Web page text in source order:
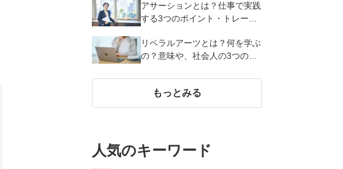
ントを紹介
アサーションとは？仕事で実践
する3つのポイント・トレーニ
リベラルアーツとは？何を学ぶ
の？意味や、社会人の3つのリ
やすく簡単に紹介
もっとみる
人気のキーワード